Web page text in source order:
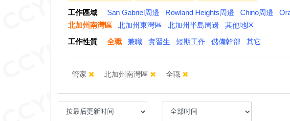
工作區域 San Gabriel周邊 Rowland Heights周邊 Chino周邊
北加州南灣區
北加州東灣區 北加州半島周邊
其他地区
工作性質
全職 兼職 實習生 短期工作 儲備幹部 其它
管家 北加州南灣區 全職